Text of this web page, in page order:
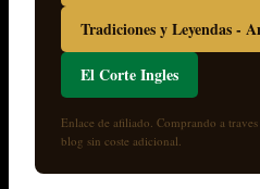
Tradiciones y Leyendas -
El Corte Ingles
Enlace de afiliado. Comprando a traves
blog sin coste adicional.